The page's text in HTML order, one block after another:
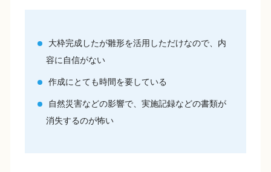
大枠完成したが雛形を活用しただけなので、内
容に自信がない
作成にとても時間を要している
自然災害などの影響で、実施記録などの書類が
消失するのが怖い